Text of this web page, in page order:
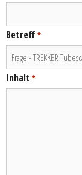
Betreff*
Inhalt *